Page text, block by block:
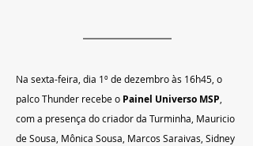
Na sexta-feira, dia 1º de dezembro às 16h45, o
palco Thunder recebe o Painel Universo MSP,
com a presença do criador da Turminha, Mauricio
de Sousa, Mônica Sousa, Marcos Saraivas, Sidney